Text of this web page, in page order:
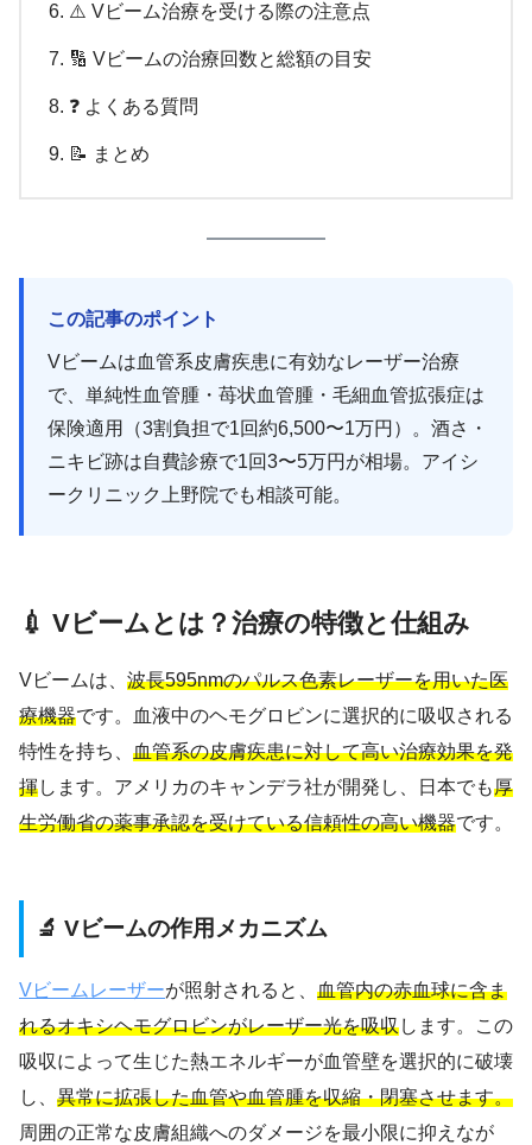
⚠️ Vビーム治療を受ける際の注意点
🔢 Vビームの治療回数と総額の目安
❓ よくある質問
📝 まとめ
この記事のポイント
Vビームは血管系皮膚疾患に有効なレーザー治療
で、単純性血管腫・苺状血管腫・毛細血管拡張症は
保険適用（3割負担で1回約6,500〜1万円）。酒さ・
ニキビ跡は自費診療で1回3〜5万円が相場。アイシ
ークリニック上野院でも相談可能。
💉 Vビームとは？治療の特徴と仕組み
Vビームは、 波長595nmのパルス色素レーザーを用いた医
療機器です。血液中のヘモグロビンに選択的に吸収される
特性を持ち、 血管系の皮膚疾患に対して高い治療効果を発
揮します。アメリカのキャンデラ社が開発し、日本でも厚
生労働省の薬事承認を受けている信頼性の高い機器です。
🔬 Vビームの作用メカニズム
Vビームレーザーが照射されると、 血管内の赤血球に含ま
れるオキシヘモグロビンがレーザー光を吸収します。この
吸収によって生じた熱エネルギーが血管壁を選択的に破壊
し、 異常に拡張した血管や血管腫を収縮・閉塞させます。
周囲の正常な皮膚組織へのダメージを最小限に抑えなが